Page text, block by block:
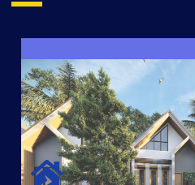
SURYA MADANI
Desain Modern Minimalis dengan
Sehingga Memudahkan Penghuni
dengan Ponsel